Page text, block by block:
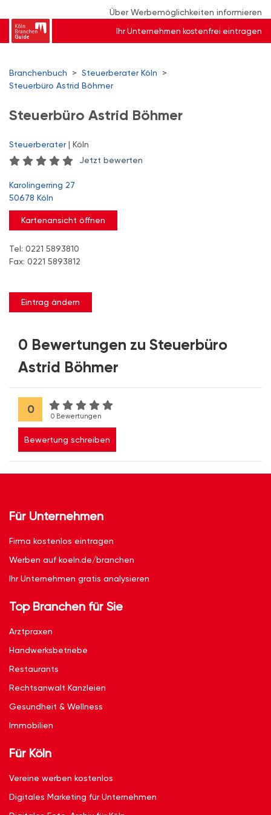
Über Werbemöglichkeiten informieren
Ihr Unternehmen kostenfrei eintragen
Branchenbuch > Steuerberater Köln
>
Steuerbüro Astrid Böhmer
Steuerbüro Astrid Böhmer
Steuerberater| Köln
Jetzt bewerten
Karolingerring 27
50678 Köln
Kartenansicht öffnen
Tel: 0221 5893810
Fax: 0221 5893812
Eintrag ändern
0 Bewertungen zu Steuerbüro
Astrid Böhmer
0
0 Bewertungen
Bewertung schreiben
Für Unternehmen
Firma kostenlos eintragen
Werben auf koeln.de/branchen
Ihr Unternehmen gratis analysieren
Top Branchen für Sie
Arztpraxen
Handwerksbetriebe
Restaurants
Rechtsanwalt Kanzleien
Gesundheit & Wellness
Immobilien
Für Köln
Vereine werben kostenlos
Digitales Marketing für Unternehmen